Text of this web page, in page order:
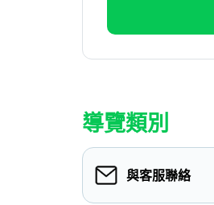
導覽類別
與客服聯絡